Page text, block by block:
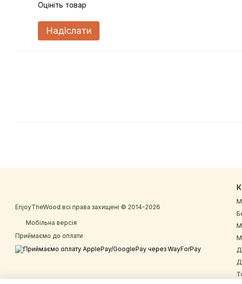
Оцініть товар
Надіслати
EnjoyTheWood всі права захищені © 2014-2026
Мобільна версія
Приймаємо до оплати